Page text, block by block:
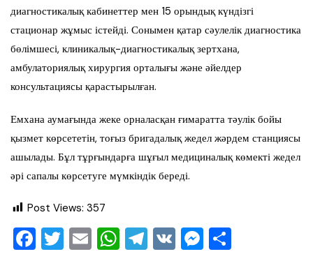
диагностикалық кабинеттер мен 15 орындық күндізгі
стационар жұмыс істейді. Сонымен қатар сәулелік диагностика
бөлімшесі, клиникалық-диагностикалық зертхана,
амбулаториялық хирургия орталығы және әйелдер
консультациясы қарастырылған.
Емхана аумағында жеке орналасқан ғимаратта тәулік бойы
қызмет көрсететін, тоғыз бригадалық жедел жәрдем станциясы
ашылады. Бұл тұрғындарға шұғыл медициналық көмекті жедел
әрі сапалы көрсетуге мүмкіндік береді.
Post Views: 357
F T E W T V M